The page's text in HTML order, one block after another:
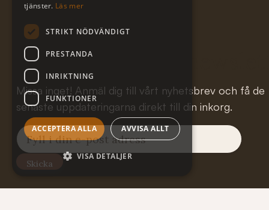
Subscribe to our
Missa inget! Anmäl dig till vårt nyhetsbrev och få de
senaste uppdateringarna direkt till din inkorg.
tjänster. Läs mer
STRIKT NÖDVÄNDIGT
PRESTANDA
INRIKTNING
FUNKTIONER
ACCEPTERA ALLA AVVISA ALLT
VISA DETALJER